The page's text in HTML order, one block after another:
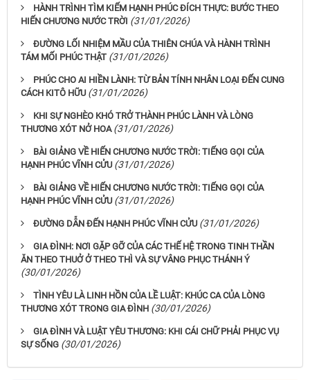
HÀNH TRÌNH TÌM KIẾM HẠNH PHÚC ĐÍCH THỰC: BƯỚC THEO
HIẾN CHƯƠNG NƯỚC TRỜI (31/01/2026)
ĐƯỜNG LỐI NHIỆM MẦU CỦA THIÊN CHÚA VÀ HÀNH TRÌNH
TÁM MỐI PHÚC THẬT (31/01/2026)
PHÚC CHO AI HIỀN LÀNH: TỪ BẢN TÍNH NHÂN LOẠI ĐẾN CUNG
CÁCH KITÔ HỮU (31/01/2026)
KHI SỰ NGHÈO KHÓ TRỞ THÀNH PHÚC LÀNH VÀ LÒNG
THƯƠNG XÓT NỞ HOA (31/01/2026)
BÀI GIẢNG VỀ HIẾN CHƯƠNG NƯỚC TRỜI: TIẾNG GỌI CỦA
HẠNH PHÚC VĨNH CỬU (31/01/2026)
BÀI GIẢNG VỀ HIẾN CHƯƠNG NƯỚC TRỜI: TIẾNG GỌI CỦA
HẠNH PHÚC VĨNH CỬU (31/01/2026)
ĐƯỜNG DẪN ĐẾN HẠNH PHÚC VĨNH CỬU (31/01/2026)
GIA ĐÌNH: NƠI GẶP GỠ CỦA CÁC THẾ HỆ TRONG TINH THẦN
ĂN THEO THUỞ Ở THEO THÌ VÀ SỰ VÂNG PHỤC THÁNH Ý
(30/01/2026)
TÌNH YÊU LÀ LINH HỒN CỦA LỀ LUẬT: KHÚC CA CỦA LÒNG
THƯƠNG XÓT TRONG GIA ĐÌNH (30/01/2026)
GIA ĐÌNH VÀ LUẬT YÊU THƯƠNG: KHI CÁI CHỮ PHẢI PHỤC VỤ
SỰ SỐNG (30/01/2026)